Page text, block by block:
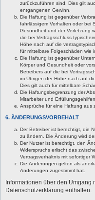
zurückzuführen sind. Dies gilt
entgangenen Gewinn.
Die Haftung ist gegenüber
fahrlässigem Verhalten oder bei
Gesundheit und der Verletzung
die bei Vertragsschluss
Höhe nach auf die
für mittelbare Folgeschäden wie
Die Haftung ist gegenüber
Körper und Gesundheit oder
Betreibers auf die bei
im Übrigen der Höhe nach auf
Dies gilt auch für mittelbare
Die Haftungsbegrenzung der
Mitarbeiter und
Ansprüche für eine Haftung aus
6. ÄNDERUNGSVORBEHALT
Der Betreiber ist berechtigt, die
zu ändern. Die Änderung wird
Der Nutzer ist berechtigt, den
Widerspruchs erlischt das
Vertragsverhältnis mit sofortiger
Die Änderungen gelten als
Änderungen zugestimmt hat.
Informationen über den
Datenschutzerklärung enthalten.